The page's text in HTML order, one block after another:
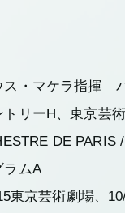
ス・マケラ指揮
トリーH、東京芸
DE PARIS
ラムA
東京芸術劇場、